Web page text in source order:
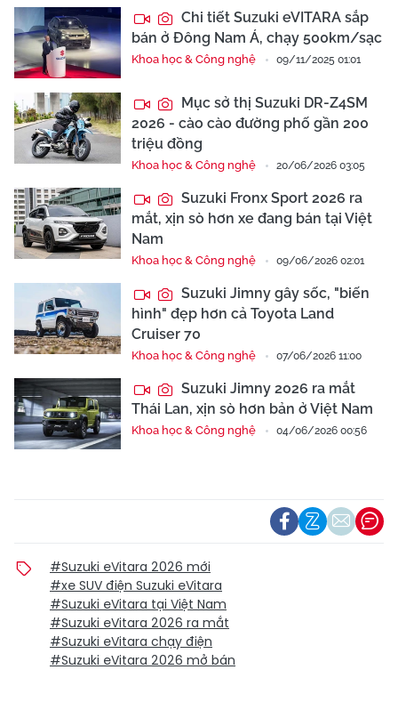
Chi tiết Suzuki eVITARA sắp
bán ở Đông Nam Á, chạy 500km/sạc
Khoa học & Công nghệ 09/11/2025 01:01
Mục sở thị Suzuki DR-Z4SM
2026 - cào cào đường phố gần 200
triệu đồng
Khoa học & Công nghệ 20/06/2026 03:05
Suzuki Fronx Sport 2026 ra
mắt, xịn sò hơn xe đang bán tại Việt
Nam
Khoa học & Công nghệ 09/06/2026 02:01
Suzuki Jimny gây sốc, "biến
hình" đẹp hơn cả Toyota Land
Cruiser 70
Khoa học & Công nghệ 07/06/2026 11:00
Suzuki Jimny 2026 ra mắt
Thái Lan, xịn sò hơn bản ở Việt Nam
Khoa học & Công nghệ 04/06/2026 00:56
#Suzuki eVitara 2026 mới
#xe SUV điện Suzuki eVitara
#Suzuki eVitara tại Việt Nam
#Suzuki eVitara 2026 ra mắt
#Suzuki eVitara chạy điện
#Suzuki eVitara 2026 mở bán